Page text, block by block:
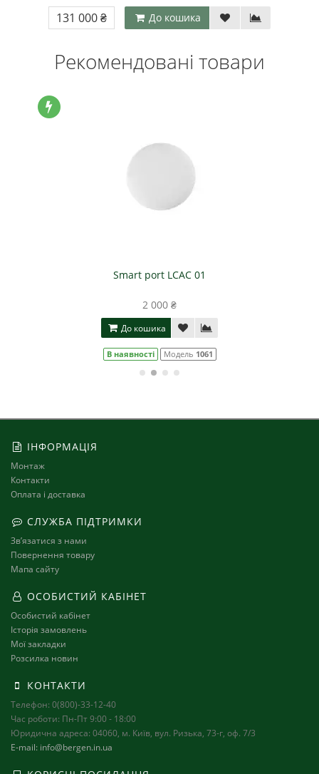
131 000 ₴ До кошика
Рекомендовані товари
Smart port LCAC 01
2 000 ₴
До кошика
В наявності Модель 1061
ІНФОРМАЦІЯ
Монтаж
Контакти
Оплата і доставка
СЛУЖБА ПІДТРИМКИ
Зв’язатися з нами
Повернення товару
Мапа сайту
ОСОБИСТИЙ КАБІНЕТ
Особистий кабінет
Історія замовлень
Мої закладки
Розсилка новин
КОНТАКТИ
Телефон: 0(800)-33-12-40
Час роботи: Пн-Пт 9:00 - 18:00
Юридична адреса: 04060, м. Київ, вул. Ризька, 73-г, оф. 7/3
E-mail: info@bergen.in.ua